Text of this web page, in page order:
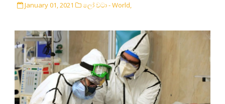
January 01, 2021 ලෝ වටා - World,